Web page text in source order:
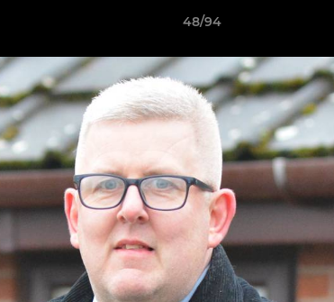
48/94